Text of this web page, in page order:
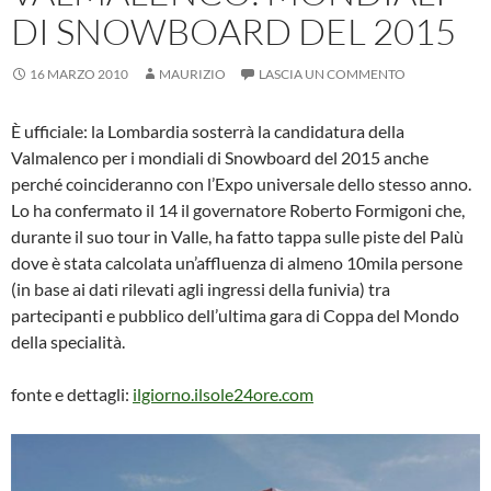
DI SNOWBOARD DEL 2015
16 MARZO 2010 MAURIZIO LASCIA UN COMMENTO
È ufficiale: la Lombardia sosterrà la candidatura della
Valmalenco per i mondiali di Snowboard del 2015 anche
perché coincideranno con l’Expo universale dello stesso anno.
Lo ha confermato il 14 il governatore Roberto Formigoni che,
durante il suo tour in Valle, ha fatto tappa sulle piste del Palù
dove è stata calcolata un’affluenza di almeno 10mila persone
(in base ai dati rilevati agli ingressi della funivia) tra
partecipanti e pubblico dell’ultima gara di Coppa del Mondo
della specialità.
fonte e dettagli: ilgiorno.ilsole24ore.com